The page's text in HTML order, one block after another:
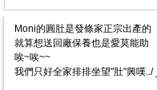
Moni的圓肚是發條家正宗出產的
就算想送回廠保養也是愛莫能助
唉~唉~~
我們只好全家排排坐望"肚"興嘆../